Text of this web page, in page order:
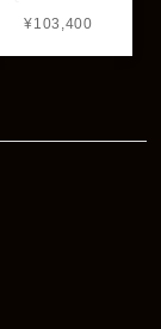
¥103,400